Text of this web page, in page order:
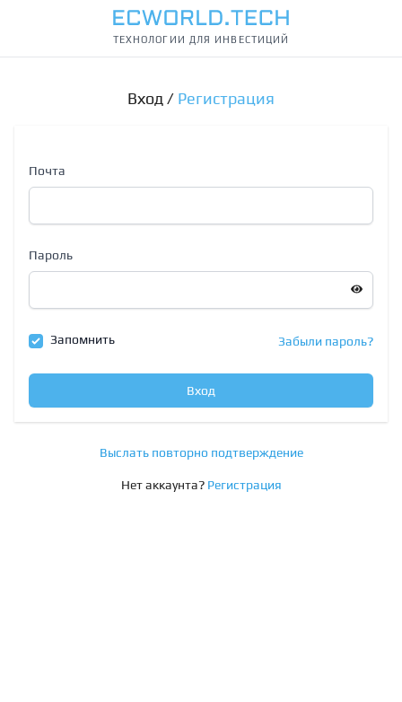
ТЕХНОЛОГИИ ДЛЯ ИНВЕСТИЦИЙ
Вход / Регистрация
Почта
Пароль
Запомнить Забыли пароль?
Вход
Выслать повторно подтверждение
Нет аккаунта? Регистрация